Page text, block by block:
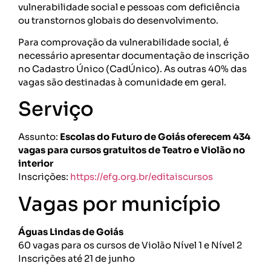
vulnerabilidade social e pessoas com deficiência
ou transtornos globais do desenvolvimento.
Para comprovação da vulnerabilidade social, é
necessário apresentar documentação de inscrição
no Cadastro Único (CadÚnico). As outras 40% das
vagas são destinadas à comunidade em geral.
Serviço
Assunto: Escolas do Futuro de Goiás oferecem 434
vagas para cursos gratuitos de Teatro e Violão no
interior
Inscrições: https://efg.org.br/editaiscursos
Vagas por município
Águas Lindas de Goiás
60 vagas para os cursos de Violão Nível 1 e Nível 2
Inscrições até 21 de junho